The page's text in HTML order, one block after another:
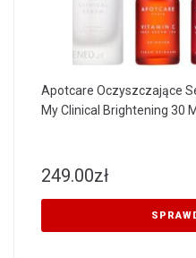
Apotcare Oczyszczające
My Clinical Brightening 30 Ml
249.00zł